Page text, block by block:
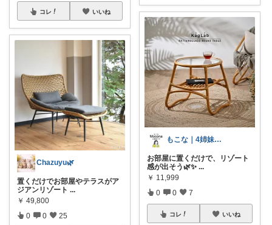
コレ いいね
Chazuyu🌿
置くだけでお部屋やテラスがア
ジアンリゾート ...
￥ 49,800
0 0 25
もこな｜4姉妹ママ×子供のも×家事ラク
お部屋に置くだけで、リゾート
感が出そう🌿✨ ...
￥ 11,999
0 0 7
コレ いいね